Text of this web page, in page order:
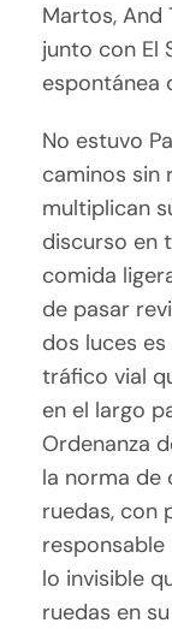
Martos, And
junto con El
espontánea
No estuvo
caminos sin
multiplican
discurso en
comida
de pasar
dos luces
tráfico vial
en el largo
Ordenanza
la norma de
ruedas, con
lo invisible
ruedas en